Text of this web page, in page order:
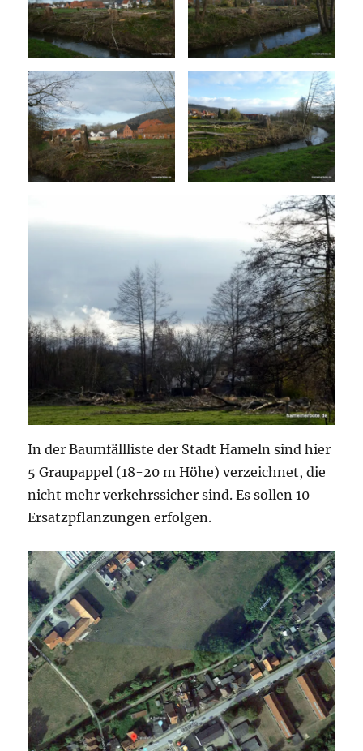
In der Baumfällliste der Stadt Hameln sind hier
5 Graupappel (18-20 m Höhe) verzeichnet, die
nicht mehr verkehrssicher sind. Es sollen 10
Ersatzpflanzungen erfolgen.